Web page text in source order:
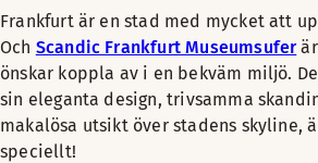
Frankfurt är en stad med mycket att
Och Scandic Frankfurt Museumsuferär
önskar koppla av i en bekväm miljö.
sin eleganta design, trivsamma
makalösa utsikt över stadens skyline,
speciellt!